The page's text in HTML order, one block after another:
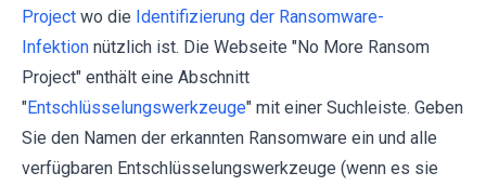
Project wo die Identifizierung der Ransomware-
Infektion nützlich ist. Die Webseite "No More Ransom
Project" enthält eine Abschnitt
"Entschlüsselungswerkzeuge" mit einer Suchleiste. Geben
Sie den Namen der erkannten Ransomware ein und alle
verfügbaren Entschlüsselungswerkzeuge (wenn es sie